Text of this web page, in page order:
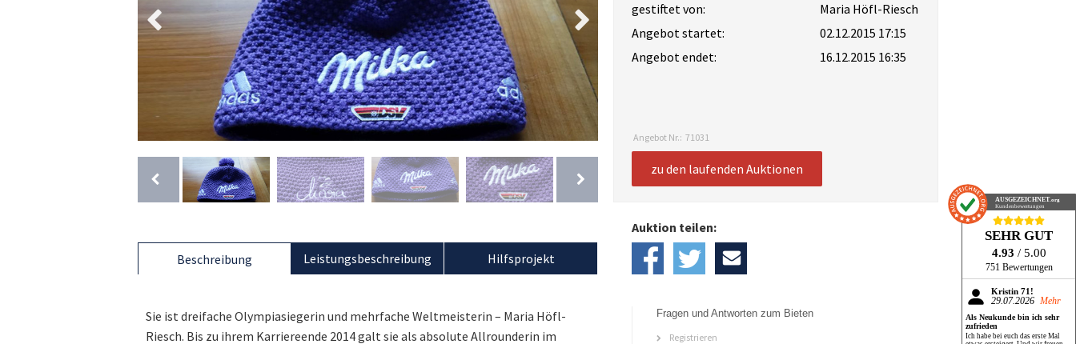
gestiftet von:
Maria Höfl-Riesch
Angebot startet:
02.12.2015 17:15
Angebot endet:
16.12.2015 16:35
Angebot Nr.: 71031
zu den laufenden Auktionen
Beschreibung
Sie ist dreifache Olympiasiegerin und mehrfache Weltmeisterin – Maria Höfl-
Riesch. Bis zu ihrem Karriereende 2014 galt sie als absolute Allrounderin im
Leistungsbeschreibung Hilfsprojekt
Auktion teilen:
Fragen und Antworten zum Bieten
Registrieren
AUSGEZEICHNET .org
Kundenbewertungen
SEHR GUT
4.93 / 5.00
751 Bewertungen
Kristin 71!
29.07.2026 Mehr
Als Neukunde bin ich sehr
zufrieden
Ich habe bei euch das erste Mal